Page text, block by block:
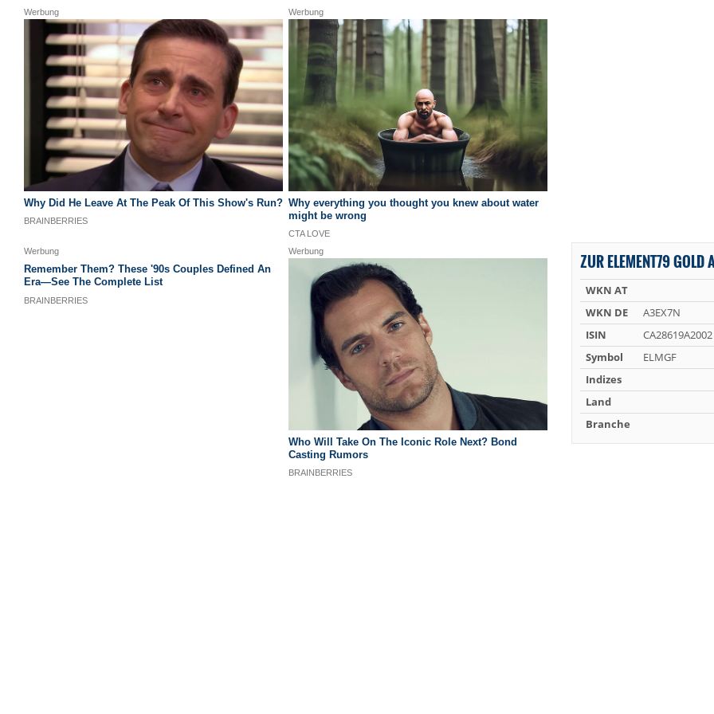
ZUR ELEMENT79 GOLD
WKN AT
WKN DE
A3EX7N
ISIN
CA28619A2002
Symbol
ELMGF
Indizes
Land
Branche